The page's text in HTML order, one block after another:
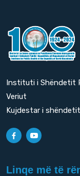
Instituti i Shëndetit
Veriut
Kujdestar i
Linqe më të